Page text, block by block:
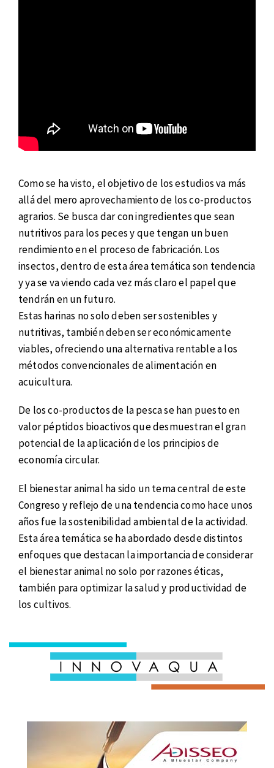
Como se ha visto, el objetivo de los estudios va más
allá del mero aprovechamiento de los co-productos
agrarios. Se busca dar con ingredientes que sean
nutritivos para los peces y que tengan un buen
rendimiento en el proceso de fabricación. Los
insectos, dentro de esta área temática son tendencia
y ya se va viendo cada vez más claro el papel que
tendrán en un futuro.
Estas harinas no solo deben ser sostenibles y
nutritivas, también deben ser económicamente
viables, ofreciendo una alternativa rentable a los
métodos convencionales de alimentación en
acuicultura.
De los co-productos de la pesca se han puesto en
valor péptidos bioactivos que desmuestran el gran
potencial de la aplicación de los principios de
economía circular.
El bienestar animal ha sido un tema central de este
Congreso y reflejo de una tendencia como hace unos
años fue la sostenibilidad ambiental de la actividad.
Esta área temática se ha abordado desde distintos
enfoques que destacan la importancia de considerar
el bienestar animal no solo por razones éticas,
también para optimizar la salud y productividad de
los cultivos.